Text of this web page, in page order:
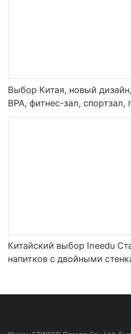
Выбор Китая, новый
BPA, фитнес-зал, спортзал,
пластиковая
Китайский выбор Ineedu
напитков с двойными